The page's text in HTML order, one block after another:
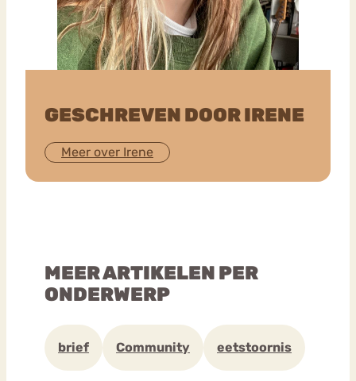
GESCHREVEN DOOR IRENE
Meer over Irene
MEER ARTIKELEN PER
ONDERWERP
brief Community eetstoornis